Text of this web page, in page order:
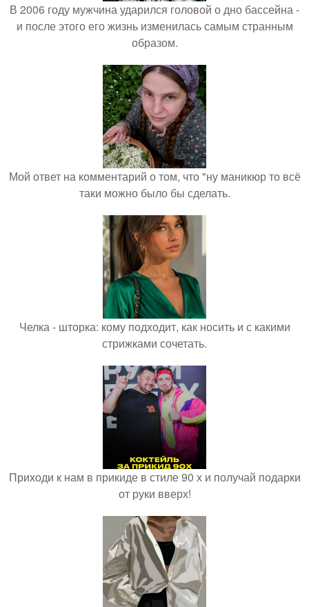
В 2006 году мужчина ударился головой о дно бассейна -
и после этого его жизнь изменилась самым странным
образом.
Мой ответ на комментарий о том, что "ну маникюр то всё
таки можно было бы сделать.
Челка - шторка: кому подходит, как носить и с какими
стрижками сочетать.
Приходи к нам в прикиде в стиле 90 х и получай подарки
от руки вверх!